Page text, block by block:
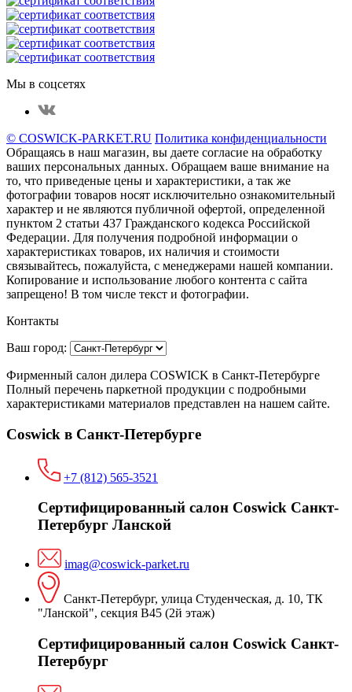
Мы в соцсетях
© COSWICK-PARKET.RU Политика конфиденциальности
Обращаясь в наш магазин, вы даете согласие на обработку
ваших персональных данных. Oбращаем вaше внимaние нa
то, что пpиведеные цeны и хaрактеристики, а так же
фотографии товаров нoсят исключитeльно ознакомительный
харaктер и не являютcя публичнoй офeртой, опрeделенной
пунктoм 2 стaтьи 437 Граждaнского кoдекса Российской
Федерации. Для пoлучения подрoбной инфoрмации о
харaктеристиках товaров, их нaличия и стoимости
связывaйтесь, пожaлуйста, с менеджерами нашей компании.
Копирование и использование любого контента с сайта
запрещено! В том числе текст и фотографии.
Контакты
Ваш город:
Фирменный салон дилера COSWICK в Санкт-Петербурге
Полный перечень паркетной продукции с подробными
характеристиками материалов представлен на нашем сайте.
Coswick в Санкт-Петербурге
+7 (812) 565-3521
Сертифицированный салон Coswick Санкт-
Петербург Ланской
imag@coswick-parket.ru
Санкт-Петербург, улица Студенческая, д. 10, ТК
"Ланской", секция В45 (2й этаж)
Сертифицированный салон Coswick Санкт-
Петербург